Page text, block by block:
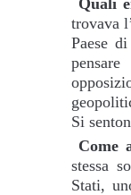
Quali
trovava
Paese
Si
Come
stessa
Stati,